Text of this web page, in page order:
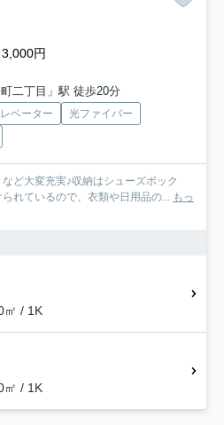
円
二丁目」駅 徒歩20分
ベーター
光ファイバー
ど大変充実♪収納はシューズボック
れているので、衣類や日用品の... もっ
㎡ / 1K
㎡ / 1K